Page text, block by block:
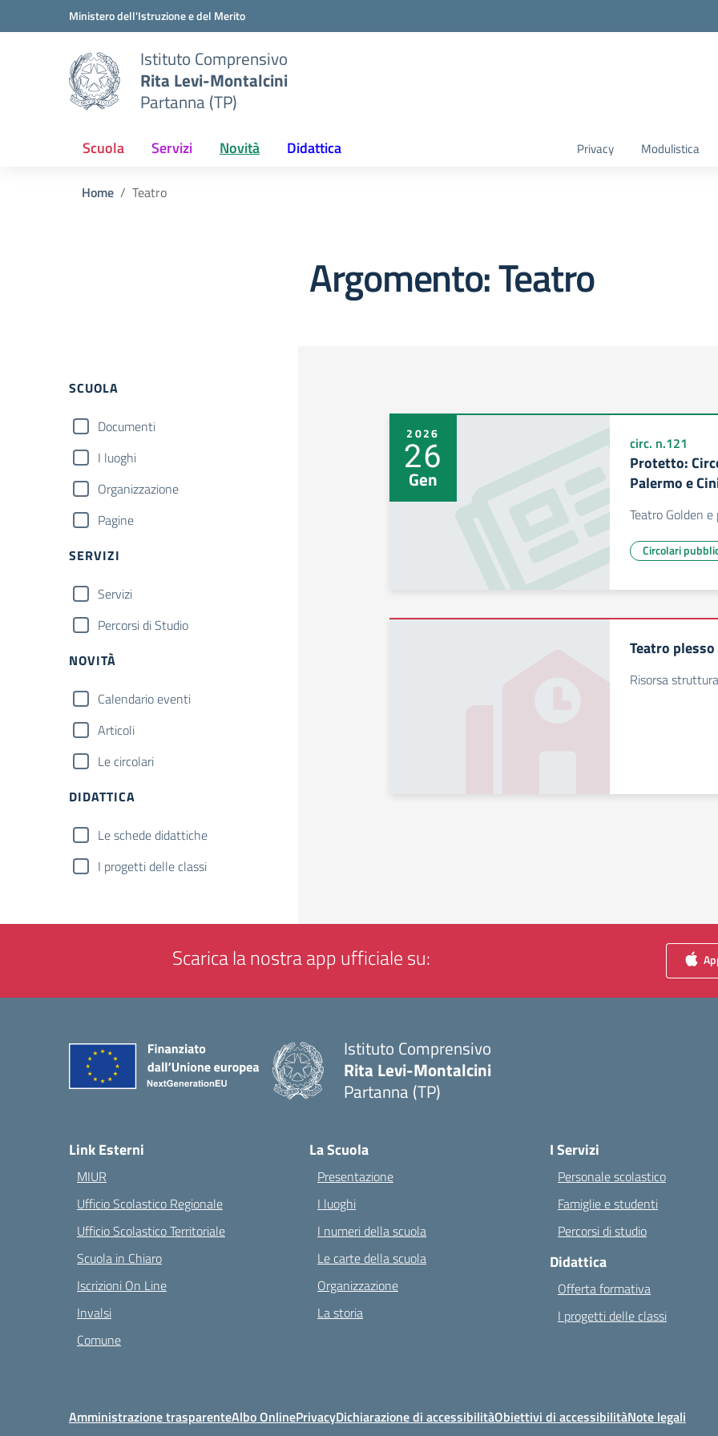
Vai ai contenuti
Vai al menu di navigazioneMinistero dell'Istruzione e del Merito
Istituto Comprensivo
Rita Levi-Montalcini
Partanna (TP)
Scuola Servizi Novità Didattica Privacy Modulistica
Home Teatro
Argomento: Teatro
Filtri
SCUOLA
Documenti
I luoghi
Organizzazione
Pagine
SERVIZI
Servizi
Percorsi di Studio
NOVITÀ
Calendario eventi
Articoli
Le circolari
DIDATTICA
Le schede didattiche
I progetti delle classi
2026
26
Gen
circ. n.121
Protetto:
Palermo e
Teatro Golden
Circolari
Teatro
Risorsa
Scarica la nostra app ufficiale su:
Istituto Comprensivo
Rita Levi-Montalcini
Partanna (TP)
Link Esterni
MIUR
Ufficio Scolastico Regionale
Ufficio Scolastico Territoriale
Scuola in Chiaro
Iscrizioni On Line
Invalsi
Comune
La Scuola
Presentazione
I luoghi
I numeri della scuola
Le carte della scuola
Organizzazione
La storia
I Servizi
Personale scolastico
Famiglie e studenti
Percorsi di studio
Didattica
Offerta formativa
I progetti delle classi
Amministrazione trasparenteAlbo OnlinePrivacyDichiarazione di accessibilitàObiettivi di accessibilitàNote legali